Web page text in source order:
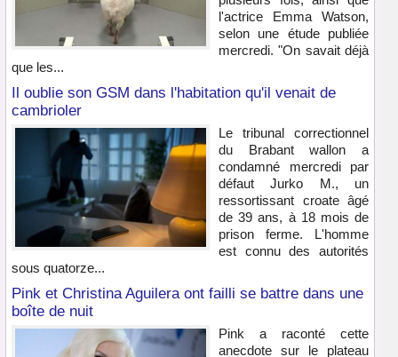
l'actrice Emma Watson,
selon une étude publiée
mercredi. "On savait déjà
que les...
Il oublie son GSM dans l'habitation qu'il venait de
cambrioler
Le tribunal correctionnel
du Brabant wallon a
condamné mercredi par
défaut Jurko M., un
ressortissant croate âgé
de 39 ans, à 18 mois de
prison ferme. L'homme
est connu des autorités
sous quatorze...
Pink et Christina Aguilera ont failli se battre dans une
boîte de nuit
Pink a raconté cette
anecdote sur le plateau